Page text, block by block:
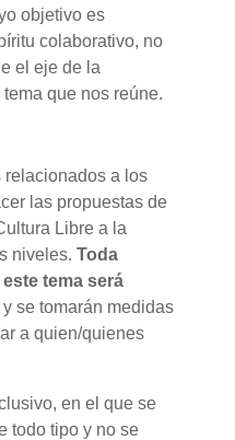
objetivo es
colaborativo, no
el eje de la
que nos reúne.
relacionados a los
las propuestas de
Libre a la
niveles. Toda
tema será
y se tomarán medidas
a quien/quienes
en el que se
todo tipo y no se